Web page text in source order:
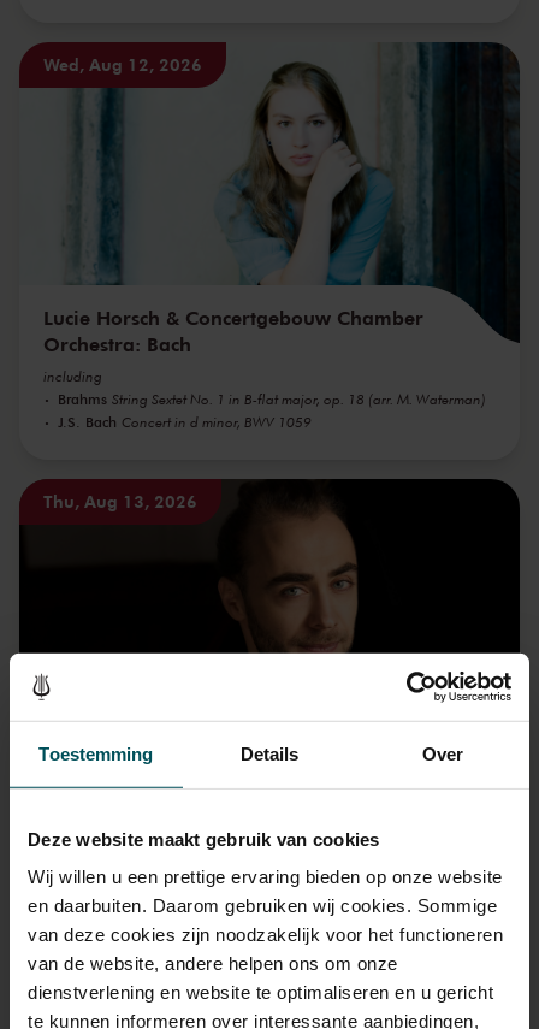
Toestemming Details Over
Deze website maakt gebruik van cookies
Wij willen u een prettige ervaring bieden op onze website
en daarbuiten. Daarom gebruiken wij cookies. Sommige
van deze cookies zijn noodzakelijk voor het functioneren
van de website, andere helpen ons om onze
dienstverlening en website te optimaliseren en u gericht
te kunnen informeren over interessante aanbiedingen,
Wed, Aug 12, 2026
Lucie Horsch & Concertgebouw Chamber
Orchestra: Bach
including
Brahms String Sextet No. 1 in B-flat major, op. 18 (arr. M. Waterman)
J.S. Bach Concert in d minor, BWV 1059
Thu, Aug 13, 2026
Tchaikovsky's Romeo and Juliet and Grieg's
Piano Concerto with Daniel Ciobanu
Grieg Piano Concerto in A minor, op. 16
minor